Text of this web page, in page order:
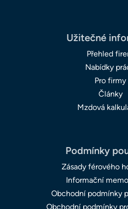
Užitečné
Přehled
Nabídky
Pro firmy
Články
Mzdová
Podmínky
Zásady férového
Informační
Obchodní podmínky
Obchodní podmínky